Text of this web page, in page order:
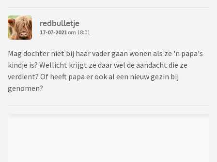
redbulletje
17-07-2021 om 18:01
Mag dochter niet bij haar vader gaan wonen als ze 'n papa's
kindje is? Wellicht krijgt ze daar wel de aandacht die ze
verdient? Of heeft papa er ook al een nieuw gezin bij
genomen?